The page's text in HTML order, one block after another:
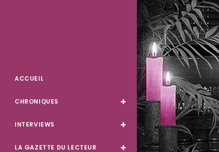
Skip
to
content
ACCUEIL
CHRONIQUES
INTERVIEWS
LA GAZETTE DU LECTEUR